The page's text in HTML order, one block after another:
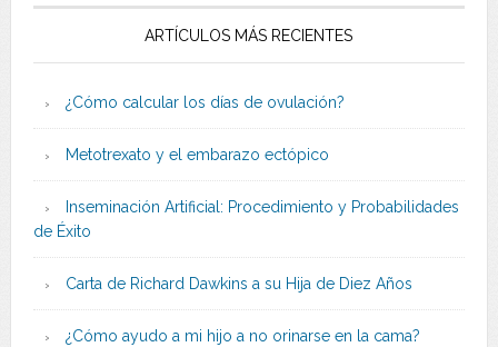
ARTÍCULOS MÁS RECIENTES
¿Cómo calcular los días de ovulación?
Metotrexato y el embarazo ectópico
Inseminación Artificial: Procedimiento y Probabilidades
de Éxito
Carta de Richard Dawkins a su Hija de Diez Años
¿Cómo ayudo a mi hijo a no orinarse en la cama?